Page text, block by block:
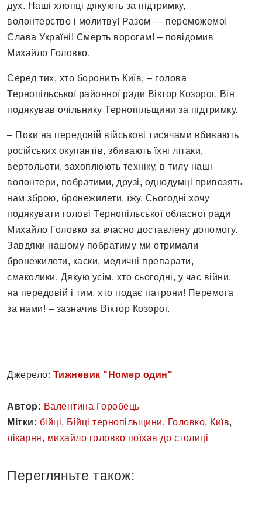
дух. Наші хлопці дякують за підтримку,
волонтерство і молитву! Разом — переможемо!
Слава Україні! Смерть ворогам! – повідомив
Михайло Головко.
Серед тих, хто боронить Київ, – голова
Тернопільської районної ради Віктор Козорог. Він
подякував очільнику Тернопільщини за підтримку.
– Поки на передовій військові тисячами вбивають
російських окупантів, збивають їхні літаки,
вертольоти, захоплюють техніку, в тилу наші
волонтери, побратими, друзі, однодумці привозять
нам зброю, бронежилети, їжу. Сьогодні хочу
подякувати голові Тернопільської обласної ради
Михайло Головко за вчасно доставлену допомогу.
Завдяки нашому побратиму ми отримали
бронежилети, каски, медичні препарати,
смаколики. Дякую усім, хто сьогодні, у час війни,
на передовій і тим, хто подає патрони! Перемога
за нами! – зазначив Віктор Козорог.
Джерело: Тижневик "Номер один"
Автор: Валентина Горобець
Мітки: бійці, Бійці тернопільщини, Головко, Київ,
лікарня, михайло головко поїхав до столиці
Перегляньте також: